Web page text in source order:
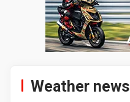
Weather news